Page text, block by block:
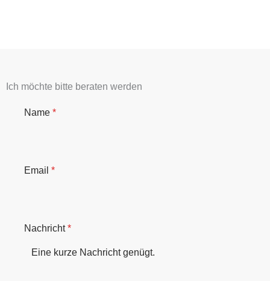
Ich möchte bitte beraten werden
Name *
Email *
Nachricht*